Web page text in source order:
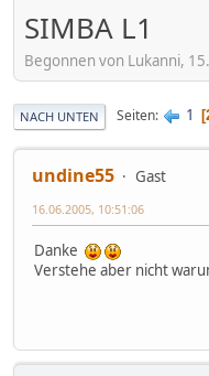
SIMBA L1
Begonnen von Lukanni,
NACH UNTEN Seiten 1
undine55
Gast
16.06.2005, 10:51:06
Danke
Verstehe aber nicht